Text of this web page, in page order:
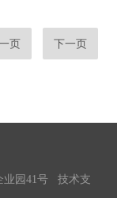
一页 下一页
业园41号 技术支